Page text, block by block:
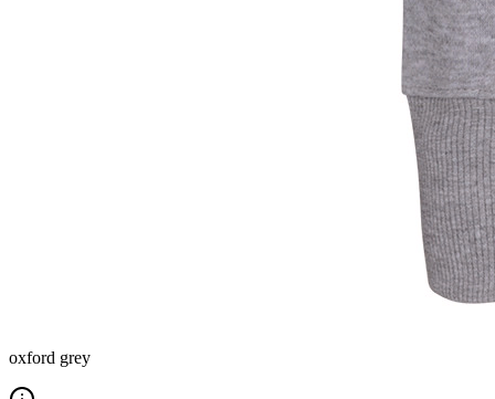
oxford grey